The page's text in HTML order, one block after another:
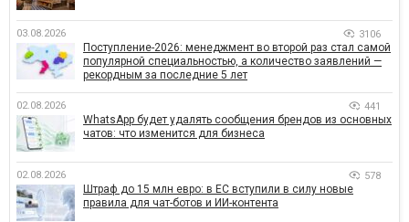
03.08.2026 3106
Поступление-2026: менеджмент во второй раз стал самой
популярной специальностью, а количество заявлений —
рекордным за последние 5 лет
02.08.2026 441
WhatsApp будет удалять сообщения брендов из основных
чатов: что изменится для бизнеса
02.08.2026 578
Штраф до 15 млн евро: в ЕС вступили в силу новые
правила для чат-ботов и ИИ-контента